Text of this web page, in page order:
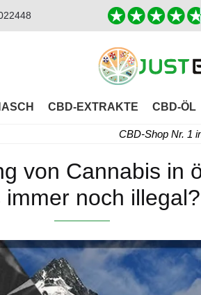
CBD-EXTRAKTE CBD-ÖL
CBD-Shop Nr. 1
von Cannabis in
immer noch illegal?